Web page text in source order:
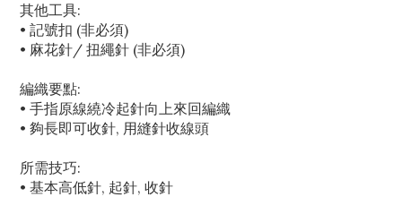
其他工具:
• 記號扣 (非必須)
• 麻花針/ 扭繩針 (非必須)
編織要點:
• 手指原線繞冷起針向上來回編織
• 夠長即可收針, 用縫針收線頭
所需技巧:
• 基本高低針, 起針, 收針